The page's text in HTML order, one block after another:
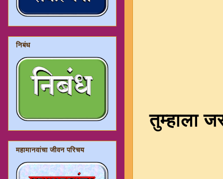
तुम्हाला
निबंध
महामानवांचा जीवन परिचय